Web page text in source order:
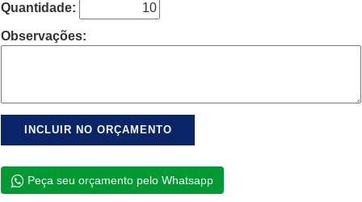
Quantidade:
Observações:
Peça seu orçamento pelo Whatsapp